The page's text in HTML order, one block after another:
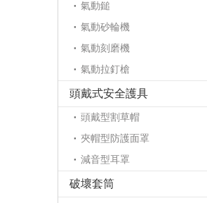
氣動鎚
氣動砂輪機
氣動刻磨機
氣動拉釘槍
頭戴式安全護具
頭戴型割草帽
夾帽型防護面罩
減音型耳罩
破壞套筒